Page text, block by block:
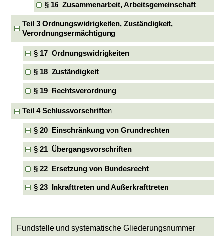
§ 16 Zusammenarbeit, Arbeitsgemeinschaft
Teil 3 Ordnungswidrigkeiten, Zuständigkeit,
Verordnungsermächtigung
§ 17 Ordnungswidrigkeiten
§ 18 Zuständigkeit
§ 19 Rechtsverordnung
Teil 4 Schlussvorschriften
§ 20 Einschränkung von Grundrechten
§ 21 Übergangsvorschriften
§ 22 Ersetzung von Bundesrecht
§ 23 Inkrafttreten und Außerkrafttreten
Fundstelle und systematische Gliederungsnummer